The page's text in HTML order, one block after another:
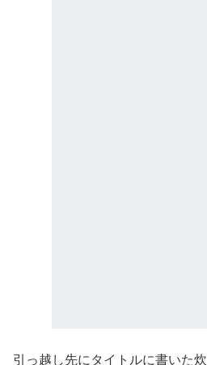
引っ越し先にタイトルに書いた